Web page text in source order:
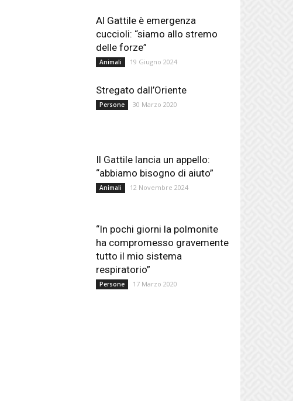
Al Gattile è emergenza
cuccioli: “siamo allo stremo
delle forze”
Animali 19 Giugno 2024
Stregato dall’Oriente
Persone 30 Marzo 2020
Il Gattile lancia un appello:
“abbiamo bisogno di aiuto”
Animali 12 Novembre 2024
“In pochi giorni la polmonite
ha compromesso gravemente
tutto il mio sistema
respiratorio”
Persone 17 Marzo 2020